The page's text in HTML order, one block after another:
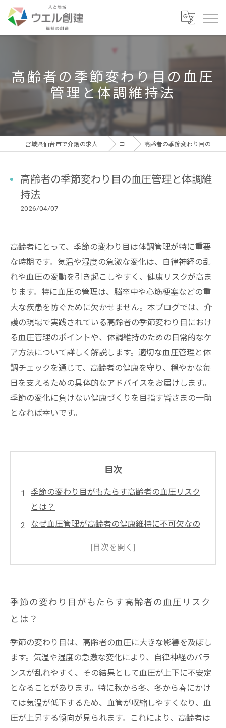
高齢者の季節変わり目の血圧
管理と体調維持法
宮城県仙台市で介護の求人なら有限会社ウエル創建 コラム 高齢者の季節変わり目の血圧管理と体調維持法
高齢者の季節変わり目の血圧管理と体調維
持法
2026/04/07
高齢者にとって、季節の変わり目は体調管理が特に重要
な時期です。気温や湿度の急激な変化は、自律神経の乱
れや血圧の変動を引き起こしやすく、健康リスクが高ま
ります。特に血圧の管理は、脳卒中や心筋梗塞などの重
大な疾患を防ぐために欠かせません。本ブログでは、介
護の現場で実践されている高齢者の季節変わり目におけ
る血圧管理のポイントや、体調維持のための日常的なケ
ア方法について詳しく解説します。適切な血圧管理と体
調チェックを通じて、高齢者の健康を守り、穏やかな毎
日を支えるための具体的なアドバイスをお届けします。
季節の変化に負けない健康づくりを目指す皆さまの一助
となれば幸いです。
目次
季節の変わり目がもたらす高齢者の血圧リスク
とは？
なぜ血圧管理が高齢者の健康維持に不可欠なの
季節変化に負けない！高齢者の穏やかな毎日を
支える秘訣
血圧変動を防ぐための季節ごとの注意ポイント
高齢者の健康を守る季節の血圧管理と体調ケア
のまとめ
季節の変わり目がもたらす高齢者の血圧リスク
とは？
季節の変わり目は、高齢者の血圧に大きな影響を及ぼし
ます。気温や湿度の急激な変化により、自律神経のバラ
ンスが乱れやすく、その結果として血圧が上下に不安定
となることがあります。特に秋から冬、冬から春にかけ
ては気温が低下するため、血管が収縮しやすくなり、血
圧が上昇する傾向が見られます。これにより、高齢者は